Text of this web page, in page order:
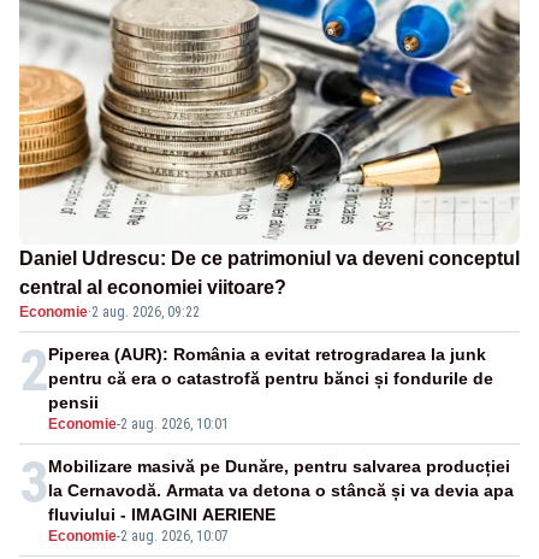
Daniel Udrescu: De ce patrimoniul va deveni conceptul
central al economiei viitoare?
Economie·2 aug. 2026, 09:22
2
Economie-2 aug. 2026, 10:01
Piperea (AUR): România a evitat retrogradarea la junk
pentru că era o catastrofă pentru bănci și fondurile de
pensii
3
Economie-2 aug. 2026, 10:07
Mobilizare masivă pe Dunăre, pentru salvarea producției
la Cernavodă. Armata va detona o stâncă și va devia apa
fluviului - IMAGINI AERIENE